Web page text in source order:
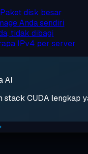
Paket disk besar
Anda sendiri
tidak dibagi
IPv4 per server
AI
stack CUDA lengkap